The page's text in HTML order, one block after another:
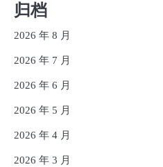
归档
2026 年 8 月
2026 年 7 月
2026 年 6 月
2026 年 5 月
2026 年 4 月
2026 年 3 月